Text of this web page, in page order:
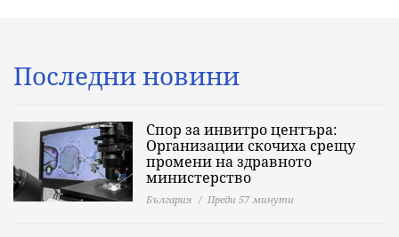
Последни новини
Спор за инвитро центъра:
Организации скочиха срещу
промени на здравното
министерство
България Преди 57 минути